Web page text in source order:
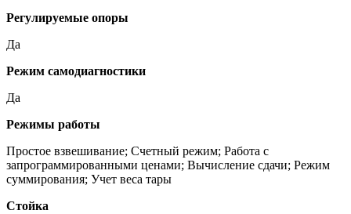
Регулируемые опоры
Да
Режим самодиагностики
Да
Режимы работы
Простое взвешивание; Счетный режим; Работа с
запрограммированными ценами; Вычисление сдачи; Режим
суммирования; Учет веса тары
Стойка